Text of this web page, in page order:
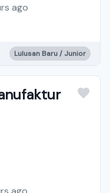
ago
Lulusan Baru / Junior